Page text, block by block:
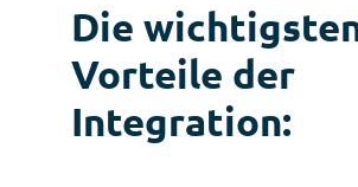
Die
Vorteile der
Integration: